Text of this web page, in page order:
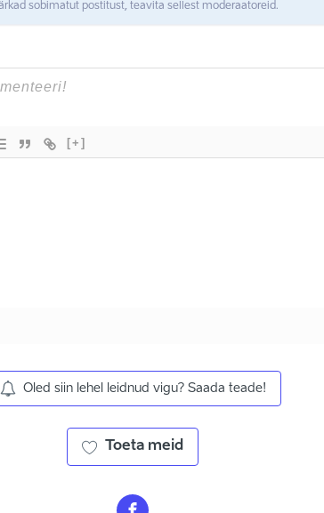
sobimatut postitust, teavita sellest moderaatoreid.
[+]
Oled siin lehel leidnud vigu? Saada teade!
Toeta meid